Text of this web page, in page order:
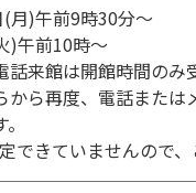
月)午前9時30分～
)午前10時～
話来館は開館時間の
から再度、電話または
できていませんので